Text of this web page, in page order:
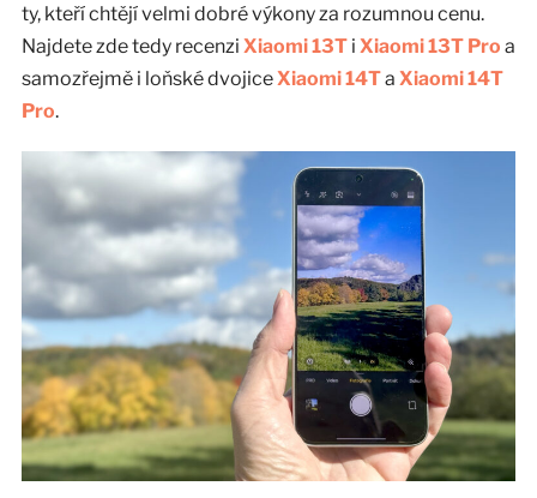
ty, kteří chtějí velmi dobré výkony za rozumnou cenu.
Najdete zde tedy recenzi Xiaomi 13Ti Xiaomi 13T Pro a
samozřejmě i loňské dvojiceXiaomi 14Ta Xiaomi 14T
Pro.